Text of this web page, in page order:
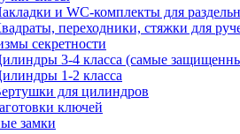
и WC-комплекты для
переходники, стяжки для
секретности
3-4 класса (самые
1-2 класса
для цилиндров
ключей
замки